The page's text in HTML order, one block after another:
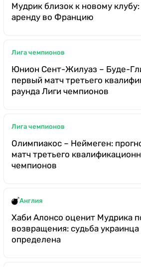
Мудрик близок к новому
аренду во Францию
Лига чемпионов
Юнион Сент-Жилуаз – Буде-
первый матч третьего
раунда Лиги чемпионов
Лига чемпионов
Олимпиакос – Неймеген:
матч третьего
чемпионов
Англия
Хаби Алонсо оценит Мудрика
возвращения: судьба
определена